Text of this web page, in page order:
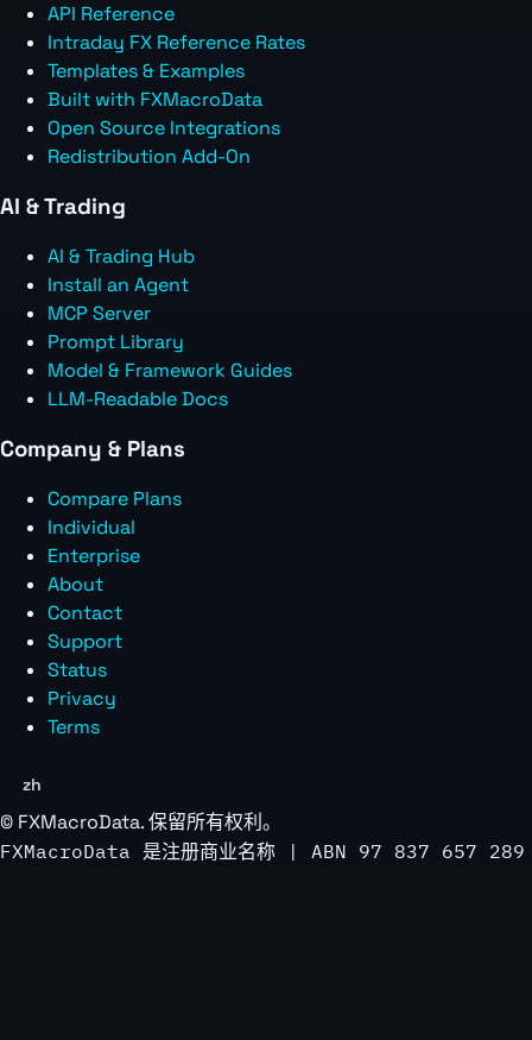
API Reference
Intraday FX Reference Rates
Templates & Examples
Built with FXMacroData
Open Source Integrations
Redistribution Add-On
AI & Trading
AI & Trading Hub
Install an Agent
MCP Server
Prompt Library
Model & Framework Guides
LLM-Readable Docs
Company & Plans
Compare Plans
Individual
Enterprise
About
Contact
Support
Status
Privacy
Terms
zh
© FXMacroData. 保留所有权利。
FXMacroData 是注册商业名称 | ABN 97 837 657 289